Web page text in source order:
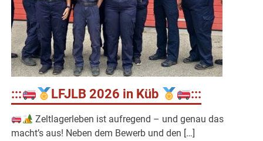
::: LFJLB 2026 in Küb :::
Zeltlagerleben ist aufregend – und genau das
macht’s aus! Neben dem Bewerb und den […]